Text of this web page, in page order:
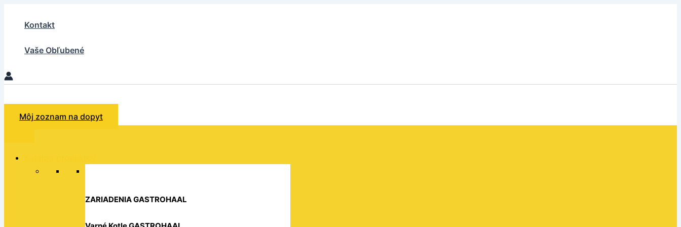
Kontakt
Vaše Obľubené
Hľadať
Môj zoznam na dopyt
ZARIADENIA GASTROHAAL
kávová
kod:
9028.32